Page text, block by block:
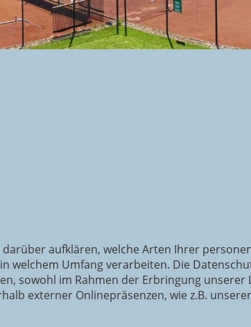
aufklären, welche Arten Ihrer
welchem Umfang verarbeiten. Die
sowohl im Rahmen der Erbringung unserer
externer Onlinepräsenzen, wie z.B.